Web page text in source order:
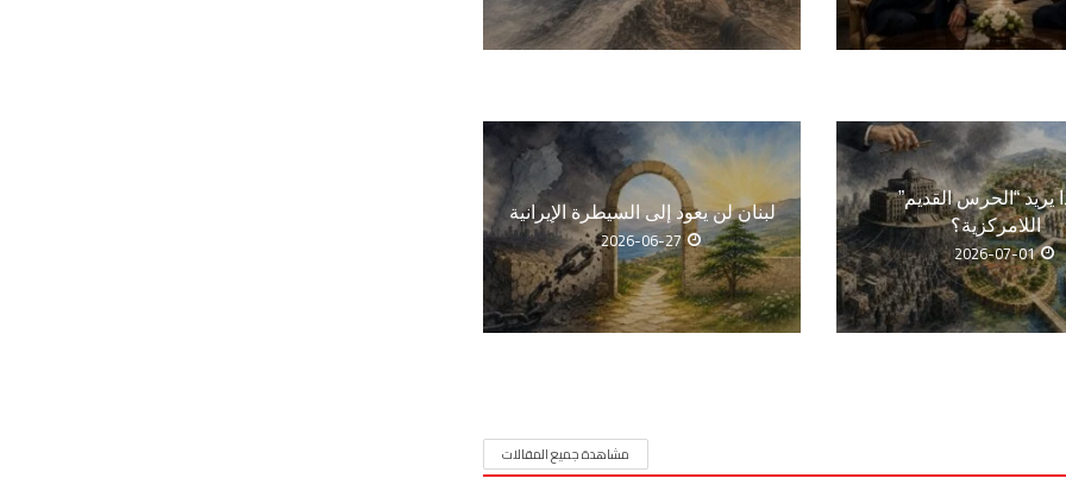
يريد “الحرس القديم”
اللامركزية؟
2026-07-01
لبنان لن يعود إلى السيطرة الإيرانية
2026-06-27
مشاهدة جميع المقالات